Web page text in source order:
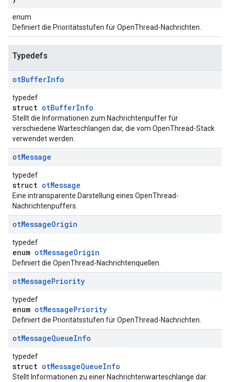
enum
Definiert die Prioritätsstufen für OpenThread-Nachrichten.
Typedefs
otBufferInfo
typedef
struct otBufferInfo
Stellt die Informationen zum Nachrichtenpuffer für
verschiedene Warteschlangen dar, die vom OpenThread-Stack
verwendet werden.
otMessage
typedef
struct otMessage
Eine intransparente Darstellung eines OpenThread-
Nachrichtenpuffers.
otMessageOrigin
typedef
enum otMessageOrigin
Definiert die OpenThread-Nachrichtenquellen.
otMessagePriority
typedef
enum otMessagePriority
Definiert die Prioritätsstufen für OpenThread-Nachrichten.
otMessageQueueInfo
typedef
struct otMessageQueueInfo
Stellt Informationen zu einer Nachrichtenwarteschlange dar.